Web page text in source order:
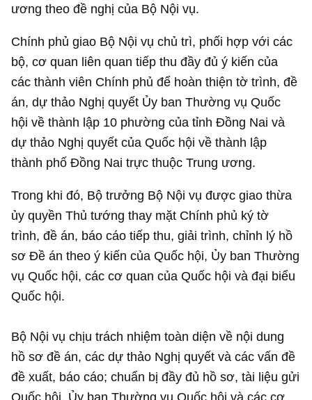
ương theo đề nghị của Bộ Nội vụ.
Chính phủ giao Bộ Nội vụ chủ trì, phối hợp với các
bộ, cơ quan liên quan tiếp thu đầy đủ ý kiến của
các thành viên Chính phủ để hoàn thiện tờ trình, đề
án, dự thảo Nghị quyết Ủy ban Thường vụ Quốc
hội về thành lập 10 phường của tỉnh Đồng Nai và
dự thảo Nghị quyết của Quốc hội về thành lập
thành phố Đồng Nai trực thuộc Trung ương.
Trong khi đó, Bộ trưởng Bộ Nội vụ được giao thừa
ủy quyền Thủ tướng thay mặt Chính phủ ký tờ
trình, đề án, báo cáo tiếp thu, giải trình, chỉnh lý hồ
sơ Đề án theo ý kiến của Quốc hội, Ủy ban Thường
vụ Quốc hội, các cơ quan của Quốc hội và đại biểu
Quốc hội.
Bộ Nội vụ chịu trách nhiệm toàn diện về nội dung
hồ sơ đề án, các dự thảo Nghị quyết và các vấn đề
đề xuất, báo cáo; chuẩn bị đầy đủ hồ sơ, tài liệu gửi
Quốc hội, Ủy ban Thường vụ Quốc hội và các cơ